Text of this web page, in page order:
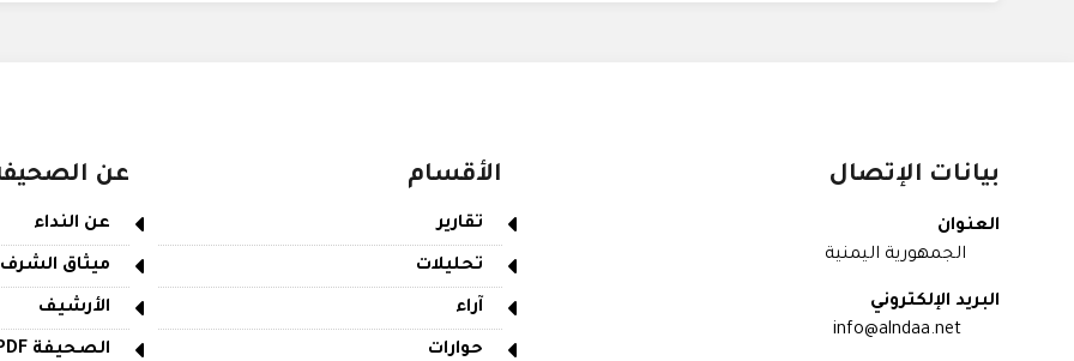
بيانات الإتصال
العنوان
الجمهورية اليمنية
البريد الإلكتروني
info@alndaa.net
الأقسام
تقارير
تحليلات
آراء
حوارات
عن
عن النداء
ميثاق الشرف
الأرشيف
الصحيفة PDF